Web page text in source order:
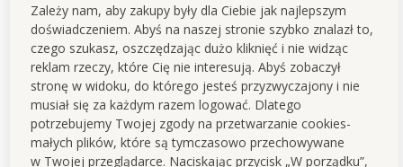
Zależy nam, aby zakupy były dla Ciebie jak najlepszym
doświadczeniem. Abyś na naszej stronie szybko znalazł to,
czego szukasz, oszczędzając dużo kliknięć i nie widząc
reklam rzeczy, które Cię nie interesują. Abyś zobaczył
stronę w widoku, do którego jesteś przyzwyczajony i nie
musiał się za każdym razem logować. Dlatego
potrzebujemy Twojej zgody na przetwarzanie cookies-
małych plików, które są tymczasowo przechowywane
w Twojej przeglądarce. Naciskając przycisk „W porządku”,
Czy wiesz, że…